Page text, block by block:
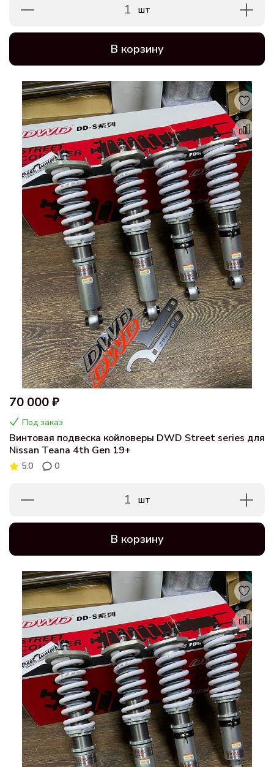
1 шт
В корзину
70 000 ₽
Под заказ
Винтовая подвеска койловеры DWD Street series для
Nissan Teana 4th Gen 19+
5.0 0
1 шт
В корзину